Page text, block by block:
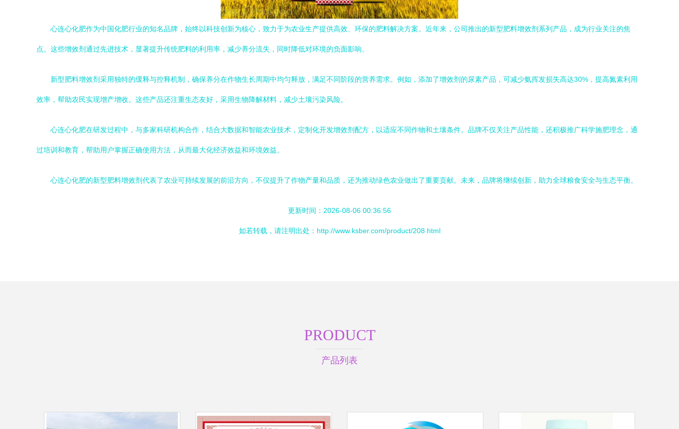
心连心化肥作为中国化肥行业的知名品牌，始终以科技创新为核心，致力于为农业生产提供高效、环保的肥料解决方案。近年来，公司推出的新型肥料增效剂系列产品，成为行业关注的焦
点。这些增效剂通过先进技术，显著提升传统肥料的利用率，减少养分流失，同时降低对环境的负面影响。
新型肥料增效剂采用独特的缓释与控释机制，确保养分在作物生长周期中均匀释放，满足不同阶段的营养需求。例如，添加了增效剂的尿素产品，可减少氨挥发损失高达30%，提高氮素利用
效率，帮助农民实现增产增收。这些产品还注重生态友好，采用生物降解材料，减少土壤污染风险。
心连心化肥在研发过程中，与多家科研机构合作，结合大数据和智能农业技术，定制化开发增效剂配方，以适应不同作物和土壤条件。品牌不仅关注产品性能，还积极推广科学施肥理念，通
过培训和教育，帮助用户掌握正确使用方法，从而最大化经济效益和环境效益。
心连心化肥的新型肥料增效剂代表了农业可持续发展的前沿方向，不仅提升了作物产量和品质，还为推动绿色农业做出了重要贡献。未来，品牌将继续创新，助力全球粮食安全与生态平衡。
更新时间：2026-08-06 00:36:56
如若转载，请注明出处：http://www.ksber.com/product/208.html
PRODUCT
产品列表